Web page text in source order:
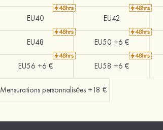
EU40 EU42
EU48 EU50 +6 €
EU56 +6 € EU58 +6 €
Mensurations personnalisées +18 €